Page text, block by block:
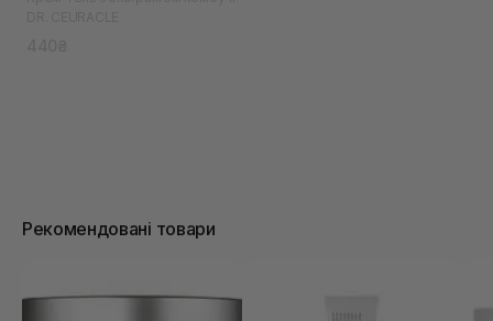
Рекомендовані товари